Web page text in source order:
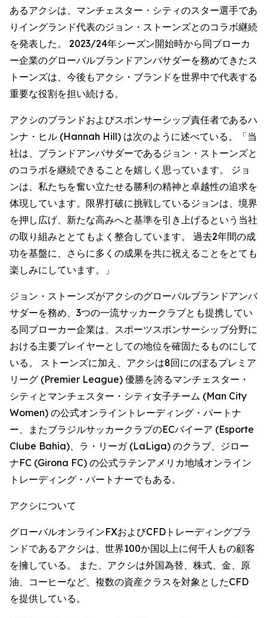
あるアクシは、マンチェスター・シティのスター選手であ
りイングランド代表のジョン・ストーンズとのコラボ継続
を発表した。 2023/24年シーズン開始時から同ブローカ
ー企業のグローバルブランドアンバサダーを務めてきたス
トーンズは、今後もアクシ・ブランドを世界中で代表する
重要な役割を担い続ける。
アクシのブランドおよびスポンサーシップ責任者であるハ
ンナ・ヒル (Hannah Hill) は次のように述べている。「当
社は、ブランドアンバサダーであるジョン・ストーンズと
のコラボを継続できることを嬉しく思っています。 ジョ
ンは、私たちを奮い立たせる勝利の精神と卓越性の追求を
体現しています。限界打破に挑戦しているジョンは、境界
を押し広げ、新たな高みへと基準を引き上げるという当社
の取り組みととてもよく整合しています。 過去2年間の成
功を基盤に、さらに多くの成果を共に祝えることをとても
楽しみにしています。」
ジョン・ストーンズがアクシのグローバルブランドアンバ
サダーを務め、3つの一流サッカークラブとも提携してい
る同ブローカー企業は、スポーツスポンサーシップ分野に
おける主要プレイヤーとしての地位を確固たるものにして
いる。 ストーンズに加え、アクシは8回にのぼるプレミア
リーグ (Premier League) 優勝を誇るマンチェスター・
シティとマンチェスター・シティ女子チーム (Man City
Women) の公式オンライントレーディング・パートナ
ー、またブラジルサッカークラブのECバイーア (Esporte
Clube Bahia)、ラ・リーガ (LaLiga) のクラブ、ジロー
ナFC (Girona FC) の公式ラテンアメリカ地域オンライン
トレーディング・パートナーでもある。
アクシについて
グローバルオンラインFXおよびCFDトレーディングブラ
ンドであるアクシは、世界100か国以上に何千人もの顧客
を擁している。 また、アクシは外国為替、株式、金、原
油、コーヒーなど、複数の資産クラスを対象としたCFD
を提供している。